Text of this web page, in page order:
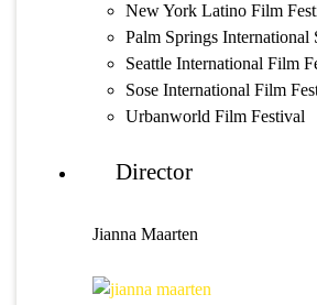
New York Latino Film
Palm Springs International
Seattle International Film
Sose International Film
Urbanworld Film Festival
Director
Jianna Maarten